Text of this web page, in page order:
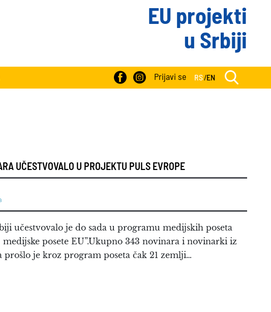
EU projekti
u Srbiji
Prijavi se RS/EN
UČESTVOVALO U PROJEKTU PULS EVROPE
učestvovalo je do sada u programu medijskih poseta
posete EU”.Ukupno 343 novinara i novinarki iz
je kroz program poseta čak 21 zemlji…